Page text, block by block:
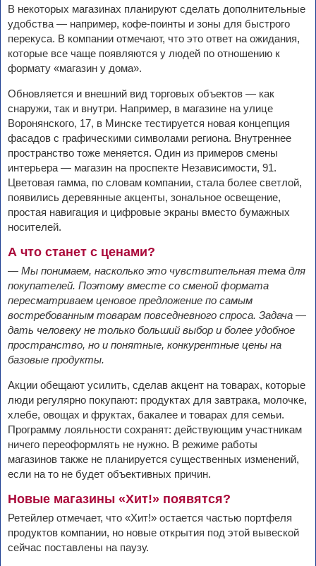
В некоторых магазинах планируют сделать дополнительные
удобства — например, кофе-поинты и зоны для быстрого
перекуса. В компании отмечают, что это ответ на ожидания,
которые все чаще появляются у людей по отношению к
формату «магазин у дома».
Обновляется и внешний вид торговых объектов — как
снаружи, так и внутри. Например, в магазине на улице
Воронянского, 17, в Минске тестируется новая концепция
фасадов с графическими символами региона. Внутреннее
пространство тоже меняется. Один из примеров смены
интерьера — магазин на проспекте Независимости, 91.
Цветовая гамма, по словам компании, стала более светлой,
появились деревянные акценты, зональное освещение,
простая навигация и цифровые экраны вместо бумажных
носителей.
А что станет с ценами?
— Мы понимаем, насколько это чувствительная тема для
покупателей. Поэтому вместе со сменой формата
пересматриваем ценовое предложение по самым
востребованным товарам повседневного спроса. Задача —
дать человеку не только больший выбор и более удобное
пространство, но и понятные, конкурентные цены на
базовые продукты.
Акции обещают усилить, сделав акцент на товарах, которые
люди регулярно покупают: продуктах для завтрака, молочке,
хлебе, овощах и фруктах, бакалее и товарах для семьи.
Программу лояльности сохранят: действующим участникам
ничего переоформлять не нужно. В режиме работы
магазинов также не планируется существенных изменений,
если на то не будет объективных причин.
Новые магазины «Хит!» появятся?
Ретейлер отмечает, что «Хит!» остается частью портфеля
продуктов компании, но новые открытия под этой вывеской
сейчас поставлены на паузу.